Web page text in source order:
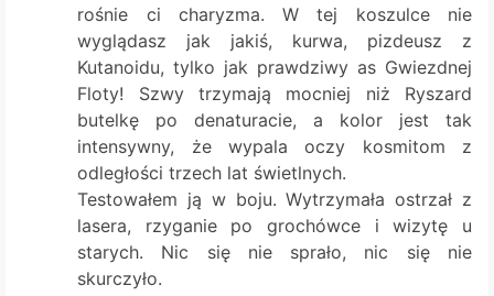
rośnie ci charyzma. W tej koszulce nie
wyglądasz jak jakiś, kurwa, pizdeusz z
Kutanoidu, tylko jak prawdziwy as Gwiezdnej
Floty! Szwy trzymają mocniej niż Ryszard
butelkę po denaturacie, a kolor jest tak
intensywny, że wypala oczy kosmitom z
odległości trzech lat świetlnych.
Testowałem ją w boju. Wytrzymała ostrzał z
lasera, rzyganie po grochówce i wizytę u
starych. Nic się nie sprało, nic się nie
skurczyło.